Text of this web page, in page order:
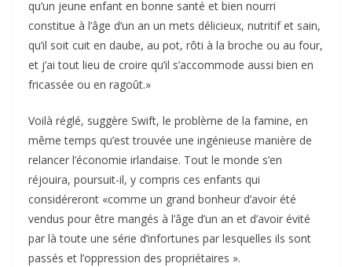
qu’un jeune enfant en bonne santé et bien nourri
constitue à l’âge d’un an un mets délicieux, nutritif et sain,
qu’il soit cuit en daube, au pot, rôti à la broche ou au four,
et j’ai tout lieu de croire qu’il s’accommode aussi bien en
fricassée ou en ragoût.»
Voilà réglé, suggère Swift, le problème de la famine, en
même temps qu’est trouvée une ingénieuse manière de
relancer l’économie irlandaise. Tout le monde s’en
réjouira, poursuit-il, y compris ces enfants qui
considéreront «comme un grand bonheur d’avoir été
vendus pour être mangés à l’âge d’un an et d’avoir évité
par là toute une série d’infortunes par lesquelles ils sont
passés et l’oppression des propriétaires ».